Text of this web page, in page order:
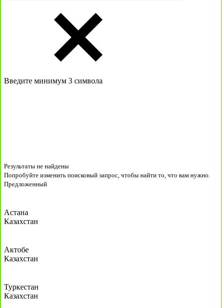
Введите минимум 3 символа
Результаты не найдены
Попробуйте изменить поисковый запрос, чтобы найти то, что вам нужно.
Предложенный
Астана
Казахстан
Актобе
Казахстан
Туркестан
Казахстан